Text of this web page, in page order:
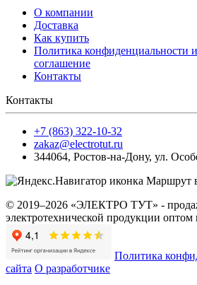
О компании
Доставка
Как купить
Политика конфиденциальности и
соглашение
Контакты
Контакты
+7 (863) 322-10-32
zakaz@electrotut.ru
344064, Ростов-на-Дону, ул.
Маршрут
© 2019–2026 «ЭЛЕКТРО ТУТ» -
электротехнической продукции оптом
Политика
сайта О разработчике